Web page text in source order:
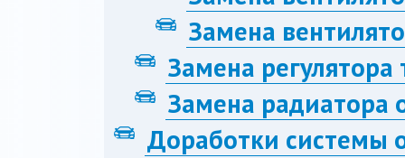
Замена
Замена
Замена радиатора
Доработки системы